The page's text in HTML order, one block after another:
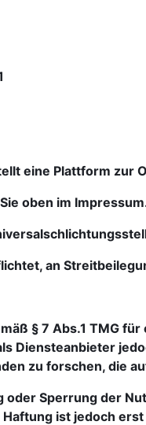
eine Plattform
oben im
an
§ 7 Abs.1 TMG
Diensteanbieter
zu forschen, die
Sperrung der
ist jedoch